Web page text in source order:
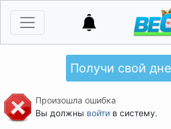
Получи свой
Произошла ошибка
Вы должны войтив систему.